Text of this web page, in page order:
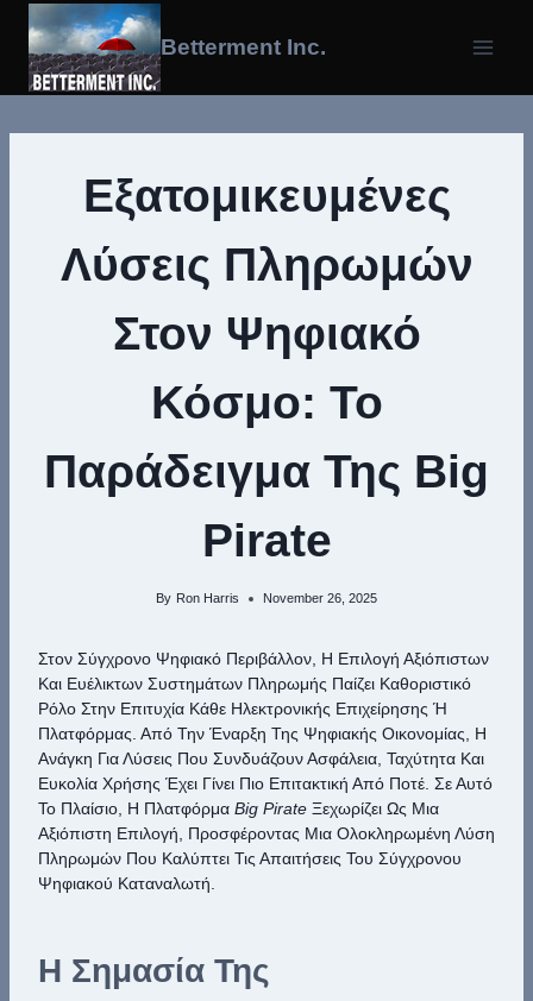
Content
Betterment Inc.
Εξατομικευμένες
Λύσεις Πληρωμών
Στον Ψηφιακό
Κόσμο: Το
Παράδειγμα Της Big
Pirate
By Ron Harris November 26, 2025
Στον Σύγχρονο Ψηφιακό Περιβάλλον, Η Επιλογή Αξιόπιστων
Και Ευέλικτων Συστημάτων Πληρωμής Παίζει Καθοριστικό
Ρόλο Στην Επιτυχία Κάθε Ηλεκτρονικής Επιχείρησης Ή
Πλατφόρμας. Από Την Έναρξη Της Ψηφιακής Οικονομίας, Η
Ανάγκη Για Λύσεις Που Συνδυάζουν Ασφάλεια, Ταχύτητα Και
Ευκολία Χρήσης Έχει Γίνει Πιο Επιτακτική Από Ποτέ. Σε Αυτό
Το Πλαίσιο, Η Πλατφόρμα Big Pirate Ξεχωρίζει Ως Μια
Αξιόπιστη Επιλογή, Προσφέροντας Μια Ολοκληρωμένη Λύση
Πληρωμών Που Καλύπτει Τις Απαιτήσεις Του Σύγχρονου
Ψηφιακού Καταναλωτή.
Η Σημασία Της